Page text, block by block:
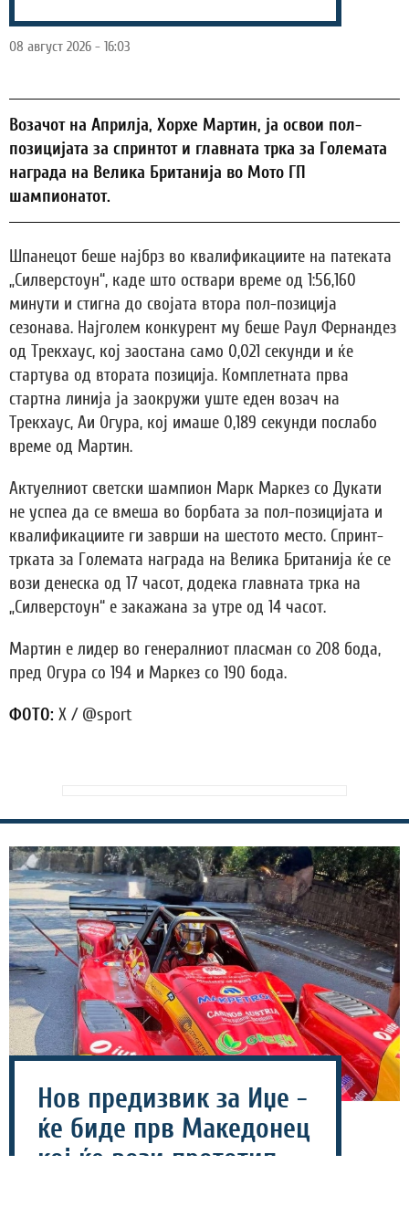
08 август 2026 - 16:03
Возачот на Априлја, Хорхе Мартин, ја освои пол-
позицијата за спринтот и главната трка за Големата
награда на Велика Британија во Мото ГП
шампионатот.
Шпанецот беше најбрз во квалификациите на патеката
„Силверстоун“, каде што оствари време од 1:56,160
минути и стигна до својата втора пол-позиција
сезонава. Најголем конкурент му беше Раул Фернандез
од Трекхаус, кој заостана само 0,021 секунди и ќе
стартува од втората позиција. Комплетната прва
стартна линија ја заокружи уште еден возач на
Трекхаус, Аи Огура, кој имаше 0,189 секунди послабо
време од Мартин.
Актуелниот светски шампион Марк Маркез со Дукати
не успеа да се вмеша во борбата за пол-позицијата и
квалификациите ги заврши на шестото место. Спринт-
трката за Големата награда на Велика Британија ќе се
вози денеска од 17 часот, додека главната трка на
„Силверстоун“ е закажана за утре од 14 часот.
Мартин е лидер во генералниот пласман со 208 бода,
пред Огура со 194 и Маркез со 190 бода.
ФОТО: X / @sport
Нов предизвик за Иџе -
ќе биде прв Македонец
кој ќе вози прототип